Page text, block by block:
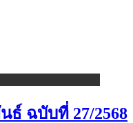
ฉบับที่ 27/2568